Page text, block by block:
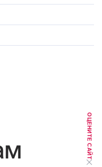
ОЦЕНИТЕ САЙТ